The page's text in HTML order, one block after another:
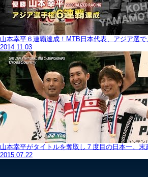
山本幸平６連覇達成！MTB日本代表、アジア選で
2014.11.03
山本幸平がタイトルを奪取し７度目の日本一。末
2015.07.22